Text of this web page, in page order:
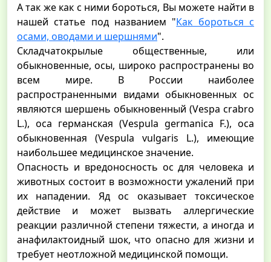
А так же как с ними бороться, Вы можете найти в
нашей статье под названием "Как бороться с
осами, оводами и шершнями".
Складчатокрылые общественные, или
обыкновенные, осы, широко распространены во
всем мире. В России наиболее
распространенными видами обыкновенных ос
являются шершень обыкновенный (Vespa crabro
L.), оса германская (Vespula germanica F.), оса
обыкновенная (Vespula vulgaris L.), имеющие
наибольшее медицинское значение.
Опасность и вредоносность ос для человека и
животных состоит в возможности ужалений при
их нападении. Яд ос оказывает токсическое
действие и может вызвать аллергические
реакции различной степени тяжести, а иногда и
анафилактоидный шок, что опасно для жизни и
требует неотложной медицинской помощи.